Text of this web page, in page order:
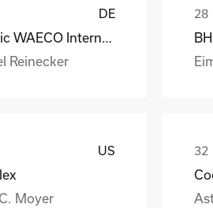
DE
Reinecker
US
Moyer